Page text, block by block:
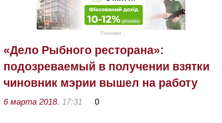
Реклама
«Дело Рыбного ресторана»:
подозреваемый в получении взятки
чиновник мэрии вышел на работу
6 марта 2018, 17:31 0